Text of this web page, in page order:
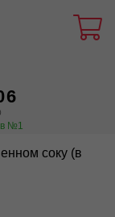
№1
соку (в